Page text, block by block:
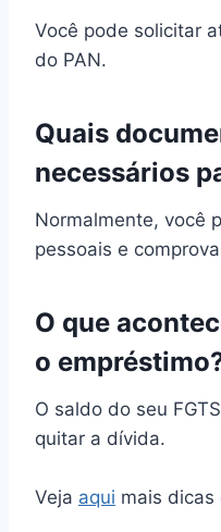
Você pode solicitar
do PAN.
Quais
necessários
Normalmente, você
pessoais e
O que
o
O saldo do seu
quitar a dívida.
Veja aqui mais dicas